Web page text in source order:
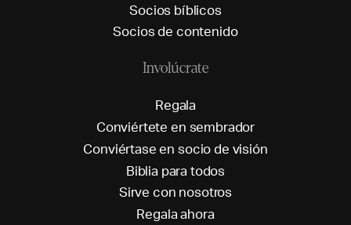
Socios bíblicos
Socios de contenido
Involúcrate
Regala
Conviértete en sembrador
Conviértase en sociode visión
Biblia para todos
Sirve con nosotros
Regala ahora